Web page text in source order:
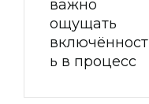
важно
ощущать
включённост
ь в процесс